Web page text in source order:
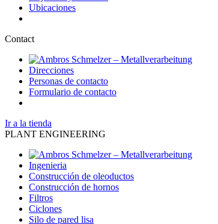
Ubicaciones
Contact
Direcciones
Personas de contacto
Formulario de contacto
Ir a la tienda
PLANT ENGINEERING
Ingenieria
Construcción de oleoductos
Construcción de hornos
Filtros
Ciclones
Silo de pared lisa